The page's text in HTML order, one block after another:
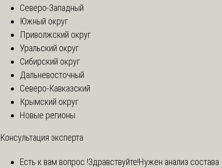
Северо-Западный
Южный округ
Приволжский округ
Уральский округ
Сибирский округ
Дальневосточный
Северо-Кавказский
Крымский округ
Новые регионы
Консультация эксперта
Есть к вам вопрос !Здравствуйте!Нужен анализ состава